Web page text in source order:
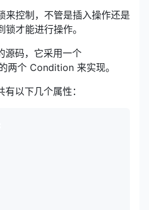
来控制，不管是插入操作还是
才能进行操作。
码，它采用一个
两个 Condition 来实现。
以下几个属性：